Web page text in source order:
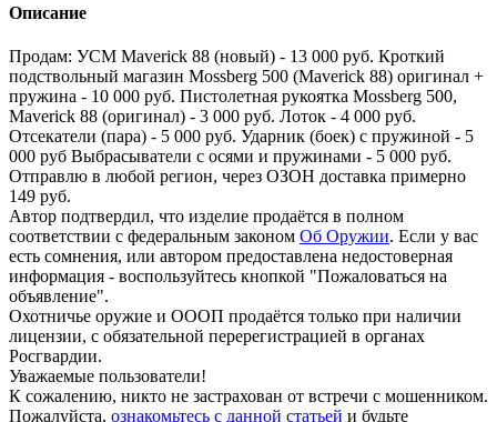
Описание
Продам: УСМ Maverick 88 (новый) - 13 000 руб. Кроткий
подствольный магазин Mossberg 500 (Maverick 88) оригинал +
пружина - 10 000 руб. Пистолетная рукоятка Mossberg 500,
Maverick 88 (оригинал) - 3 000 руб. Лоток - 4 000 руб.
Отсекатели (пара) - 5 000 руб. Ударник (боек) с пружиной - 5
000 руб Выбрасыватели с осями и пружинами - 5 000 руб.
Отправлю в любой регион, через ОЗОН доставка примерно
149 руб.
Автор подтвердил, что изделие продаётся в полном
соответствии с федеральным законом Об Оружии. Если у вас
есть сомнения, или автором предоставлена недостоверная
информация - воспользуйтесь кнопкой "Пожаловаться на
объявление".
Охотничье оружие и ОООП продаётся только при наличии
лицензии, с обязательной перерегистрацией в органах
Росгвардии.
Уважаемые пользователи!
К сожалению, никто не застрахован от встречи с мошенником.
Пожалуйста, ознакомьтесь с данной статьей и будьте